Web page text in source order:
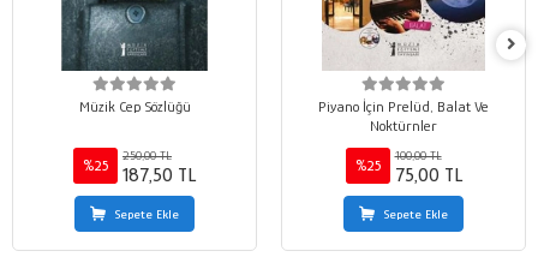
Müzik Cep Sözlüğü
%25
250,00 TL
187,50 TL
Sepete Ekle
Piyano İçin Prelüd, Balat Ve
Noktürnler
%25
100,00 TL
75,00 TL
Sepete Ekle